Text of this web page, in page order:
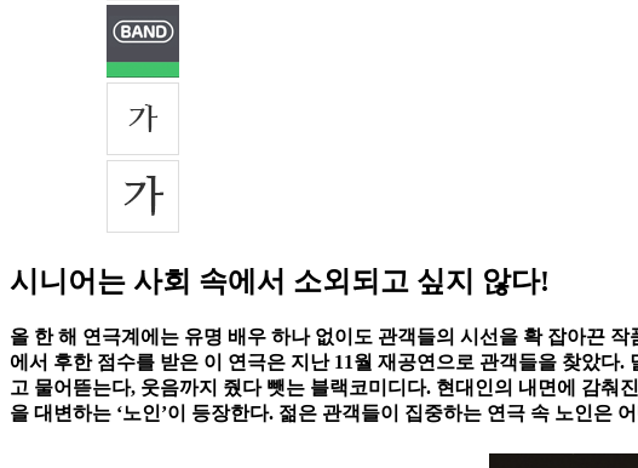
시니어는 사회 속에서 소외되고 싶지 않다!
올 한 해 연극계에는 유명 배우 하나 없이도 관객들의 시선을 확 잡아끈
에서 후한 점수를 받은 이 연극은 지난 11월 재공연으로 관객들을 찾았다
고 물어뜯는다, 웃음까지 줬다 뺏는 블랙코미디다. 현대인의 내면에 감춰
을 대변하는 ‘노인’이 등장한다. 젊은 관객들이 집중하는 연극 속 노인은